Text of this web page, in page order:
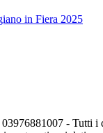
in Fiera 2025
- Tutti